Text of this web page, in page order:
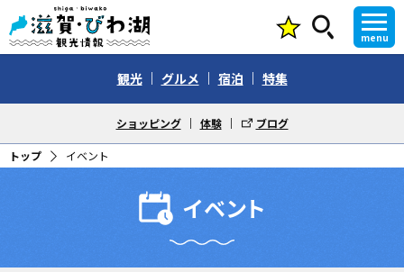
menu
観光 グルメ 宿泊 特集
ショッピング 体験 ブログ
トップ イベント
イベント